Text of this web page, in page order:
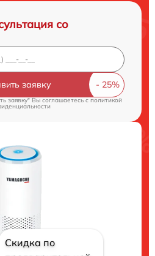
со
заявку
заявку" Вы соглашаетесь cполитикой
Скидка по